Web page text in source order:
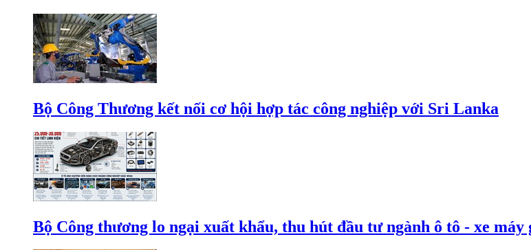
Bộ Công Thương kết nối cơ hội hợp tác công nghiệp với Sri Lanka
Bộ Công thương lo ngại xuất khẩu, thu hút đầu tư ngành ô tô - xe